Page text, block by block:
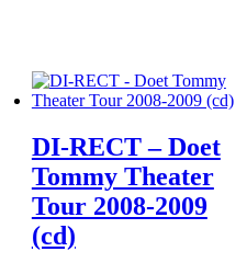
DI-RECT – Doet
Tommy Theater
Tour 2008-2009
(cd)